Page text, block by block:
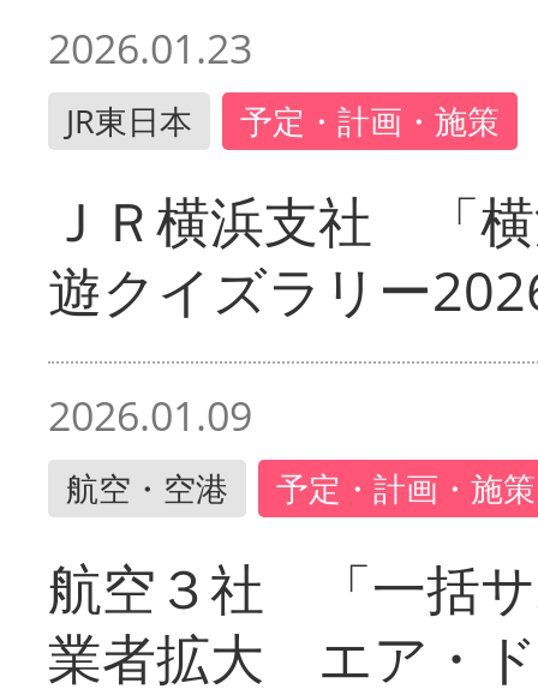
2026.01.23
JR東日本 予定・計画・施策
ＪＲ横浜支社 「
遊クイズラリー
2026.01.09
航空・空港 予定・計画・施策
航空３社 「一括
業者拡大 エア・